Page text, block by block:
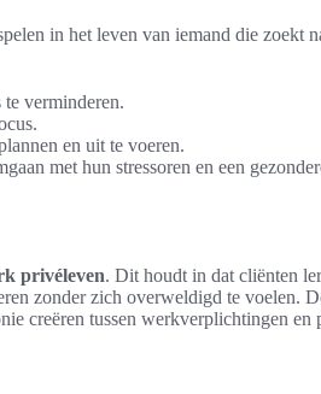
in het leven van iemand die zoekt
te verminderen.
en uit te voeren.
met hun stressoren en een
privéleven. Dit houdt in dat cliënten
zonder zich overweldigd te voelen.
creëren tussen werkverplichtingen en